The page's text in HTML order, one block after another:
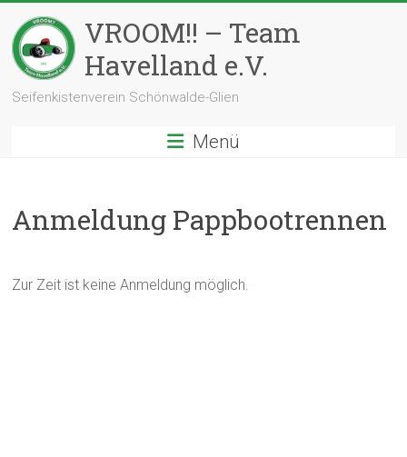
Inhalt
springen
VROOM!! – Team
Havelland e.V.
Seifenkistenverein Schönwalde-Glien
Menü
Anmeldung Pappbootrennen
Zur Zeit ist keine Anmeldung möglich.